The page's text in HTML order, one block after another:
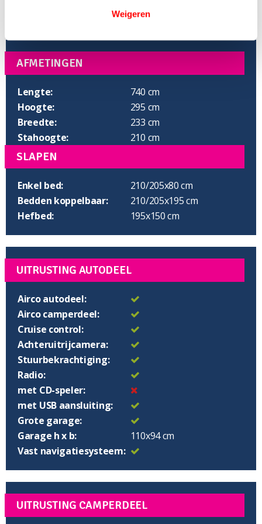
Weigeren
AFMETINGEN
Lengte:
740 cm
Hoogte:
295 cm
Breedte:
233 cm
Stahoogte:
210 cm
SLAPEN
Enkel bed:
210/205x80 cm
Bedden koppelbaar:
210/205x195 cm
Hefbed:
195x150 cm
UITRUSTING AUTODEEL
Airco autodeel:
Airco camperdeel:
Cruise control:
Achteruitrijcamera:
Stuurbekrachtiging:
Radio:
met CD-speler:
met USB aansluiting:
Grote garage:
Garage h x b:
110x94 cm
Vast navigatiesysteem:
UITRUSTING CAMPERDEEL